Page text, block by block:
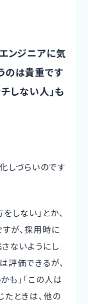
ンジニアに気
のは貴重です
チしない人」も
しづらいのです
しない」とか、
が、採用時に
ないようにし
評価できるが、
も」「この人は
たときは、他の